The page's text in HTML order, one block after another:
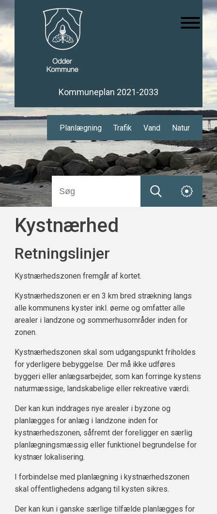
Kommuneplan 2021-2033
Planlægning Trafik Vand Natur
Kystnærhed
Retningslinjer
Kystnærhedszonen fremgår af kortet.
Kystnærhedszonen er en 3 km bred strækning langs
alle kommunens kyster inkl. øerne og omfatter alle
arealer i landzone og sommerhusområder inden for
zonen.
Kystnærhedszonen skal som udgangspunkt friholdes
for yderligere bebyggelse. Der må ikke udføres
byggeri eller anlægsarbejder, som kan forringe kystens
naturmæssige, landskabelige eller rekreative værdi.
Der kan kun inddrages nye arealer i byzone og
planlægges for anlæg i landzone inden for
kystnærhedszonen, såfremt der foreligger en særlig
planlægningsmæssig eller funktionel begrundelse for
kystnær lokalisering.
I forbindelse med planlægning i kystnærhedszonen
skal offentlighedens adgang til kysten sikres.
Der kan kun i ganske særlige tilfælde planlægges for